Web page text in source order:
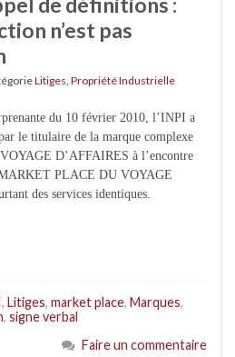
n’est pas
Litiges Propriété Industrielle
du 10 février 2010, l’INPI a
le titulaire de la marque complexe
D’AFFAIRES à l’encontre
PLACE DU VOYAGE
des services identiques.
, Litiges, market place, Marques,
, signe verbal
Faire un commentaire